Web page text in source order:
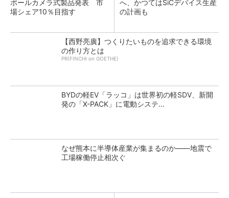
ポールカメラ式製品発表 市
場シェア10％目指す
へ、かつてはSiCデバイス生産
の計画も
【西野亮廣】つくりたいものを追求できる環境
の作り方とは
PR(FINCHI on GOETHE)
BYDの軽EV「ラッコ」は世界初の軽SDV、新開
発の「X-PACK」に電動システ...
なぜ熊本に半導体産業が集まるのか――地震で
工場稼働停止相次ぐ